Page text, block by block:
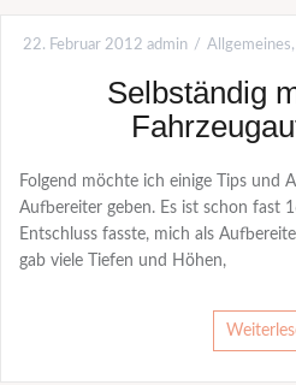
22. Februar 2012 admin Allgemeines,
Selbständig
Folgend möchte ich einige Tips und
Aufbereiter geben. Es ist schon fast
Entschluss fasste, mich als
gab viele Tiefen und Höhen,